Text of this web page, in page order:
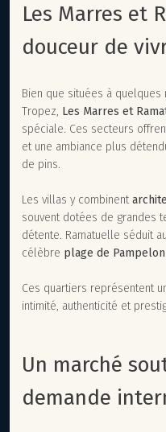
Les Marres et
douceur de
Bien que situées à
Tropez, Les Marres et
spéciale. Ces secteurs
et une ambiance plus
de pins.
Les villas y combinent
souvent dotées de grandes
détente. Ramatuelle séduit
célèbre plage de
Ces quartiers représentent
intimité, authenticité et
Un marché
demande